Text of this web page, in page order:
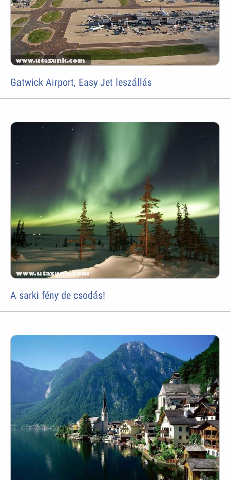
Gatwick Airport, Easy Jet leszállás
A sarki fény de csodás!